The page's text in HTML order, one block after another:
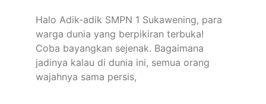
Halo Adik-adik SMPN 1 Sukawening, para
warga dunia yang berpikiran terbuka!
Coba bayangkan sejenak. Bagaimana
jadinya kalau di dunia ini, semua orang
wajahnya sama persis,